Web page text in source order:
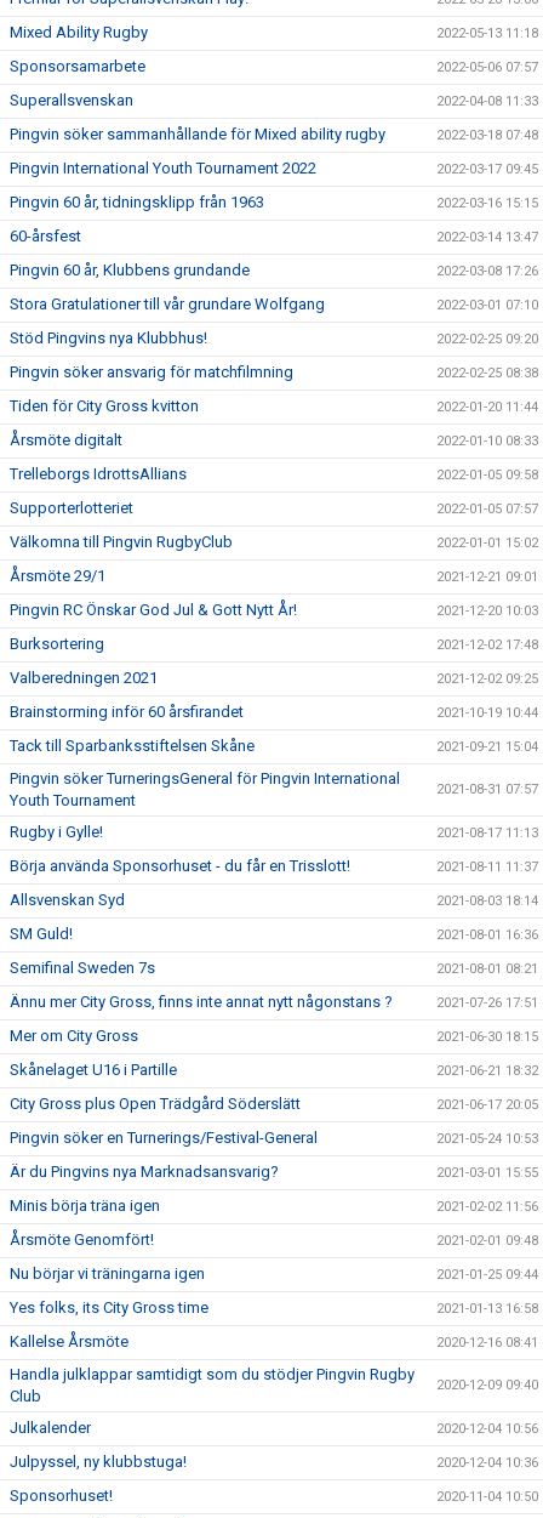
Mixed Ability Rugby 2022-05-13 11:18
Sponsorsamarbete 2022-05-06 07:57
Superallsvenskan 2022-04-08 11:33
Pingvin söker sammanhållande för Mixed ability rugby 2022-03-18 07:48
Pingvin International Youth Tournament 2022 2022-03-17 09:45
Pingvin 60 år, tidningsklipp från 1963 2022-03-16 15:15
60-årsfest 2022-03-14 13:47
Pingvin 60 år, Klubbens grundande 2022-03-08 17:26
Stora Gratulationer till vår grundare Wolfgang 2022-03-01 07:10
Stöd Pingvins nya Klubbhus! 2022-02-25 09:20
Pingvin söker ansvarig för matchfilmning 2022-02-25 08:38
Tiden för City Gross kvitton 2022-01-20 11:44
Årsmöte digitalt 2022-01-10 08:33
Trelleborgs IdrottsAllians 2022-01-05 09:58
Supporterlotteriet 2022-01-05 07:57
Välkomna till Pingvin RugbyClub 2022-01-01 15:02
Årsmöte 29/1 2021-12-21 09:01
Pingvin RC Önskar God Jul & Gott Nytt År! 2021-12-20 10:03
Burksortering 2021-12-02 17:48
Valberedningen 2021 2021-12-02 09:25
Brainstorming inför 60 årsfirandet 2021-10-19 10:44
Tack till Sparbanksstiftelsen Skåne 2021-09-21 15:04
Pingvin söker TurneringsGeneral för Pingvin International
Youth Tournament
2021-08-31 07:57
Rugby i Gylle! 2021-08-17 11:13
Börja använda Sponsorhuset - du får en Trisslott! 2021-08-11 11:37
Allsvenskan Syd 2021-08-03 18:14
SM Guld! 2021-08-01 16:36
Semifinal Sweden 7s 2021-08-01 08:21
Ännu mer City Gross, finns inte annat nytt någonstans ? 2021-07-26 17:51
Mer om City Gross 2021-06-30 18:15
Skånelaget U16 i Partille 2021-06-21 18:32
City Gross plus Open Trädgård Söderslätt 2021-06-17 20:05
Pingvin söker en Turnerings/Festival-General 2021-05-24 10:53
Är du Pingvins nya Marknadsansvarig? 2021-03-01 15:55
Minis börja träna igen 2021-02-02 11:56
Årsmöte Genomfört! 2021-02-01 09:48
Nu börjar vi träningarna igen 2021-01-25 09:44
Yes folks, its City Gross time 2021-01-13 16:58
Kallelse Årsmöte 2020-12-16 08:41
Handla julklappar samtidigt som du stödjer Pingvin Rugby
Club
2020-12-09 09:40
Julkalender 2020-12-04 10:56
Julpyssel, ny klubbstuga! 2020-12-04 10:36
Sponsorhuset! 2020-11-04 10:50